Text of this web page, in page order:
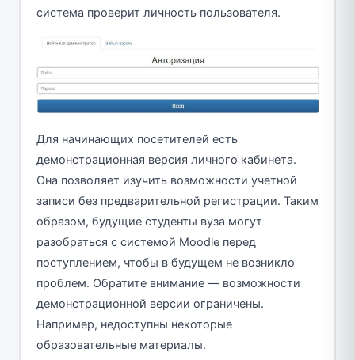
система проверит личность пользователя.
Для начинающих посетителей есть
демонстрационная версия личного кабинета.
Она позволяет изучить возможности учетной
записи без предварительной регистрации. Таким
образом, будущие студенты вуза могут
разобраться с системой Moodle перед
поступлением, чтобы в будущем не возникло
проблем. Обратите внимание — возможности
демонстрационной версии ограничены.
Например, недоступны некоторые
образовательные материалы.